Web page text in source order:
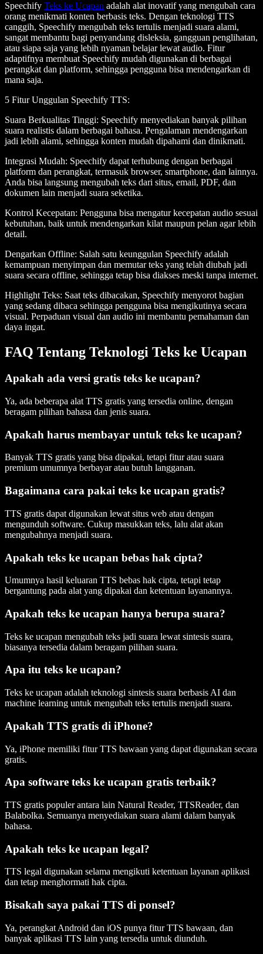
Speechify Teks ke Ucapan adalah alat inovatif yang mengubah cara
orang menikmati konten berbasis teks. Dengan teknologi TTS
canggih, Speechify mengubah teks tertulis menjadi suara alami,
sangat membantu bagi penyandang disleksia, gangguan penglihatan,
atau siapa saja yang lebih nyaman belajar lewat audio. Fitur
adaptifnya membuat Speechify mudah digunakan di berbagai
perangkat dan platform, sehingga pengguna bisa mendengarkan di
mana saja.
5 Fitur Unggulan Speechify TTS:
Suara Berkualitas Tinggi: Speechify menyediakan banyak pilihan
suara realistis dalam berbagai bahasa. Pengalaman mendengarkan
jadi lebih alami, sehingga konten mudah dipahami dan dinikmati.
Integrasi Mudah: Speechify dapat terhubung dengan berbagai
platform dan perangkat, termasuk browser, smartphone, dan lainnya.
Anda bisa langsung mengubah teks dari situs, email, PDF, dan
dokumen lain menjadi suara seketika.
Kontrol Kecepatan: Pengguna bisa mengatur kecepatan audio sesuai
kebutuhan, baik untuk mendengarkan kilat maupun pelan agar lebih
detail.
Dengarkan Offline: Salah satu keunggulan Speechify adalah
kemampuan menyimpan dan memutar teks yang telah diubah jadi
suara secara offline, sehingga tetap bisa diakses meski tanpa internet.
Highlight Teks: Saat teks dibacakan, Speechify menyorot bagian
yang sedang dibaca sehingga pengguna bisa mengikutinya secara
visual. Perpaduan visual dan audio ini membantu pemahaman dan
daya ingat.
FAQ Tentang Teknologi Teks ke Ucapan
Apakah ada versi gratis teks ke ucapan?
Ya, ada beberapa alat TTS gratis yang tersedia online, dengan
beragam pilihan bahasa dan jenis suara.
Apakah harus membayar untuk teks ke ucapan?
Banyak TTS gratis yang bisa dipakai, tetapi fitur atau suara
premium umumnya berbayar atau butuh langganan.
Bagaimana cara pakai teks ke ucapan gratis?
TTS gratis dapat digunakan lewat situs web atau dengan
mengunduh software. Cukup masukkan teks, lalu alat akan
mengubahnya menjadi suara.
Apakah teks ke ucapan bebas hak cipta?
Umumnya hasil keluaran TTS bebas hak cipta, tetapi tetap
bergantung pada alat yang dipakai dan ketentuan layanannya.
Apakah teks ke ucapan hanya berupa suara?
Teks ke ucapan mengubah teks jadi suara lewat sintesis suara,
biasanya tersedia dalam beragam pilihan suara.
Apa itu teks ke ucapan?
Teks ke ucapan adalah teknologi sintesis suara berbasis AI dan
machine learning untuk mengubah teks tertulis menjadi suara.
Apakah TTS gratis di iPhone?
Ya, iPhone memiliki fitur TTS bawaan yang dapat digunakan secara
gratis.
Apa software teks ke ucapan gratis terbaik?
TTS gratis populer antara lain Natural Reader, TTSReader, dan
Balabolka. Semuanya menyediakan suara alami dalam banyak
bahasa.
Apakah teks ke ucapan legal?
TTS legal digunakan selama mengikuti ketentuan layanan aplikasi
dan tetap menghormati hak cipta.
Bisakah saya pakai TTS di ponsel?
Ya, perangkat Android dan iOS punya fitur TTS bawaan, dan
banyak aplikasi TTS lain yang tersedia untuk diunduh.